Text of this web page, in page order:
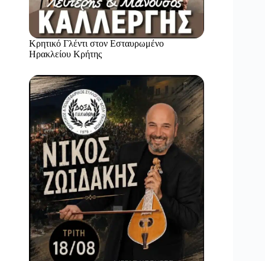
Κρητικό Γλέντι στον Εσταυρωμένο
Ηρακλείου Κρήτης